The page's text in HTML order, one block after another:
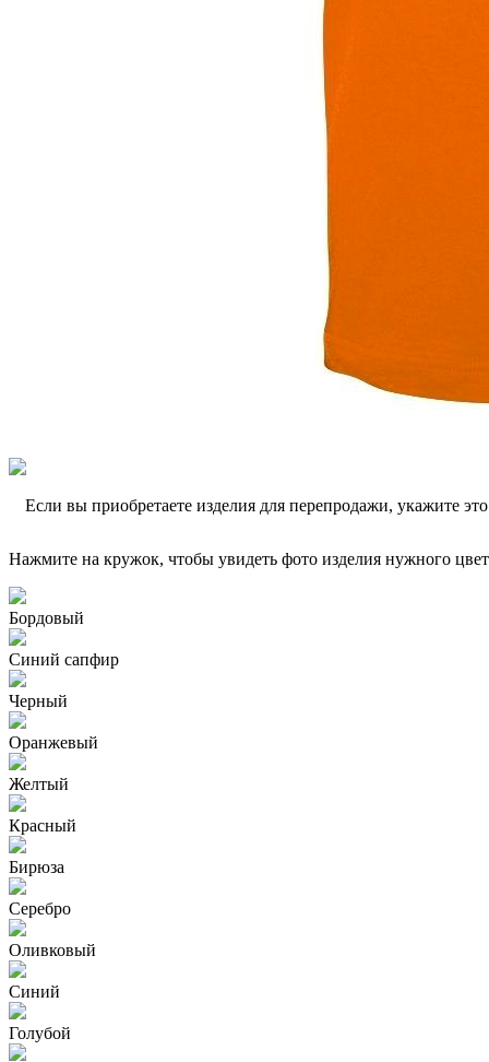
Если вы приобретаете изделия для перепродажи, укажите
Нажмите на кружок, чтобы увидеть фото изделия нужного
Бордовый
Синий сапфир
Черный
Оранжевый
Желтый
Красный
Бирюза
Серебро
Оливковый
Синий
Голубой